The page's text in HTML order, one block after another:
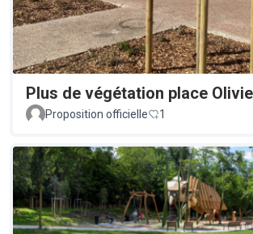
Plus de végétation place
Proposition officielle
1